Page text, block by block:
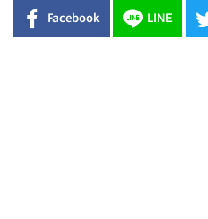
Facebook LINE